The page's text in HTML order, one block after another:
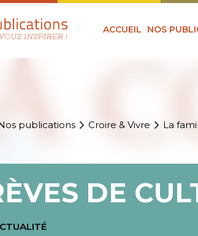
ACCUEIL NOS
publications Croire & Vivre La
DE